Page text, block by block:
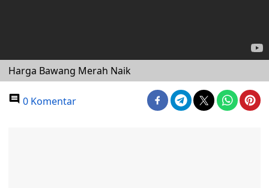
Harga Bawang Merah Naik
0 Komentar